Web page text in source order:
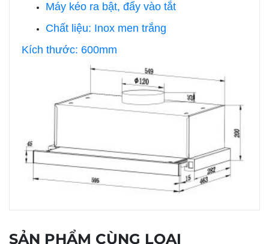
Máy kéo ra bật, đẩy vào tắt
Chất liệu: Inox men trắng
Kích thước: 600mm
SẢN PHẨM CÙNG LOẠI